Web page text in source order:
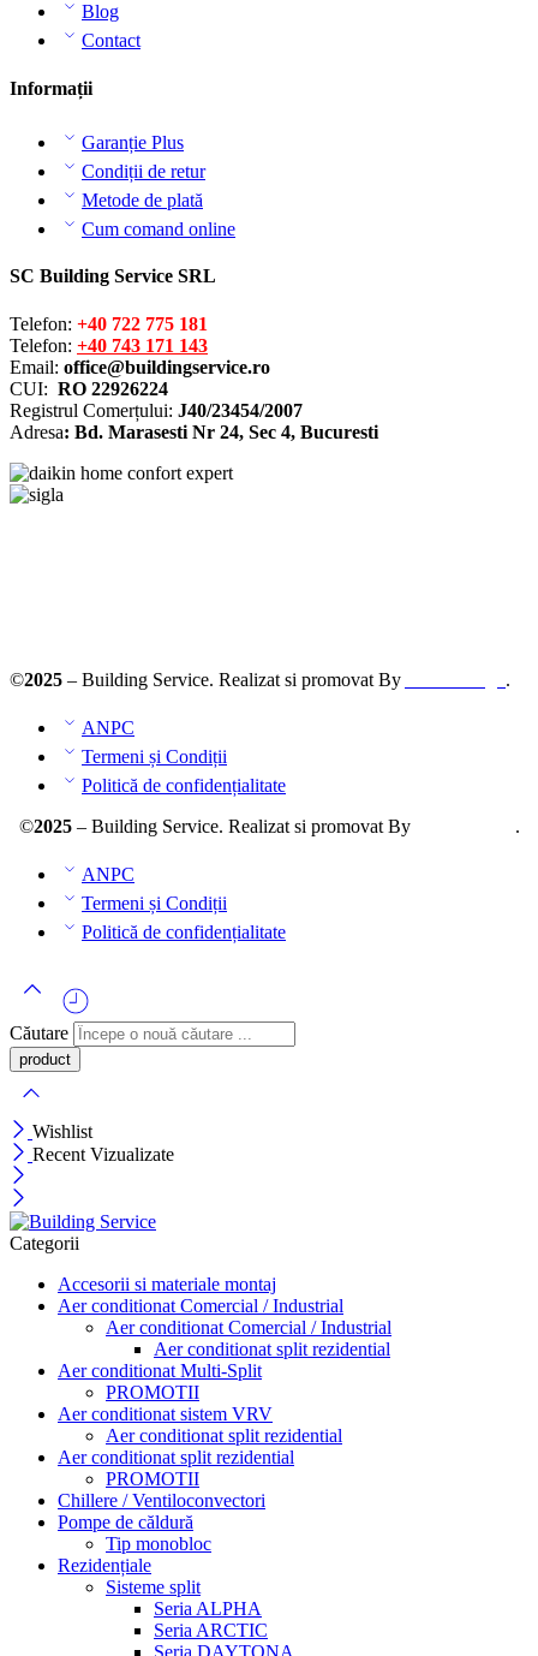
Blog
Contact
Informații
Garanție Plus
Condiții de retur
Metode de plată
Cum comand online
SC Building Service SRL
Telefon: +40 722 775 181
Telefon: +40 743 171 143
Email: office@buildingservice.ro
CUI: RO 22926224
Registrul Comerțului: J40/23454/2007
Adresa: Bd. Marasesti Nr 24, Sec 4, Bucuresti
©2025 – Building Service. Realizat si promovat By .
ANPC
Termeni și Condiții
Politică de confidențialitate
©2025– Building Service. Realizat si promovat By .
ANPC
Termeni și Condiții
Politică de confidențialitate
Căutare
Wishlist
Recent Vizualizate
Categorii
Accesorii si materiale montaj
Aer conditionat Comercial / Industrial
Aer conditionat Comercial / Industrial
Aer conditionat split rezidential
Aer conditionat Multi-Split
PROMOTII
Aer conditionat sistem VRV
Aer conditionat split rezidential
Aer conditionat split rezidential
PROMOTII
Chillere / Ventiloconvectori
Pompe de căldură
Tip monobloc
Rezidențiale
Sisteme split
Seria ALPHA
Seria ARCTIC
Seria DAYTONA